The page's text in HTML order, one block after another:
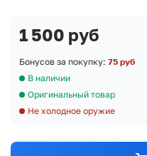
1 500 руб
Бонусов за покупку: 75 руб
В наличии
Оригинальный товар
Не холодное оружие